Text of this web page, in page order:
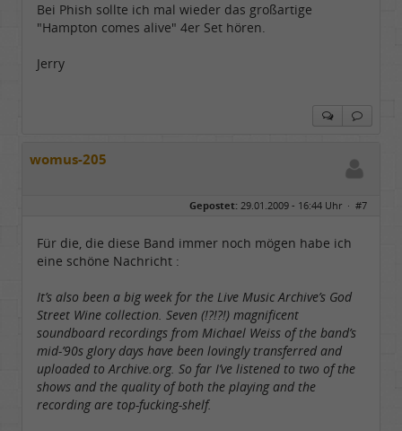
Bei Phish sollte ich mal wieder das großartige
"Hampton comes alive" 4er Set hören.
Jerry
womus-205
Gepostet: 29.01.2009 - 16:44 Uhr · #7
Für die, die diese Band immer noch mögen habe ich
eine schöne Nachricht :
It’s also been a big week for the Live Music Archive’s God
Street Wine collection. Seven (!?!?!) magnificent
soundboard recordings from Michael Weiss of the band’s
mid-’90s glory days have been lovingly transferred and
uploaded to Archive.org. So far I’ve listened to two of the
shows and the quality of both the playing and the
recording are top-fucking-shelf.